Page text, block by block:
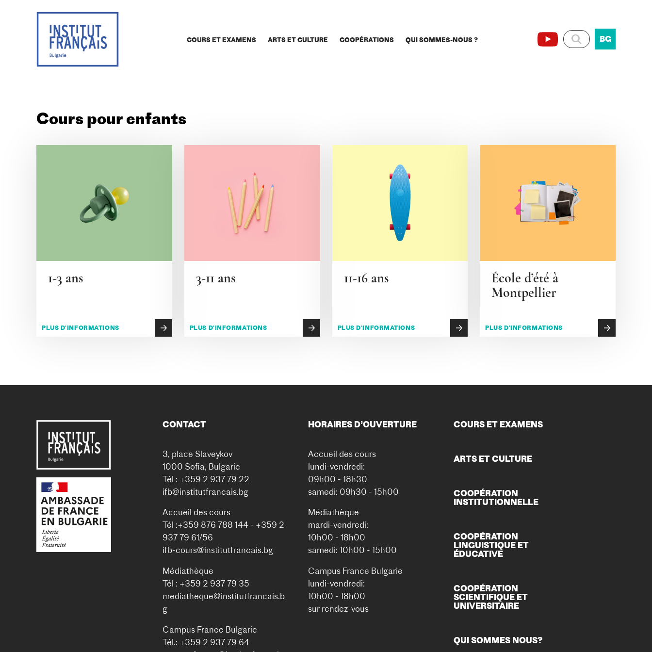
COURS ET EXAMENS ARTS ET CULTURE COOPÉRATIONS QUI SOMMES-NOUS ? BG
Cours pour enfants
1-3 ans
PLUS D'INFORMATIONS
3-11 ans
PLUS D'INFORMATIONS
11-16 ans
PLUS D'INFORMATIONS
École d’été à
Montpellier
PLUS D'INFORMATIONS
CONTACT
3, place Slaveykov
1000 Sofia, Bulgarie
Tél : +359 2 937 79 22
ifb@institutfrancais.bg
Accueil des cours
Tél :+359 876 788 144 - +359 2
937 79 61/56
ifb-cours@institutfrancais.bg
Médiathèque
Tél : +359 2 937 79 35
mediatheque@institutfrancais.b
g
Campus France Bulgarie
Tél.: +359 2 937 79 64
HORAIRES D’OUVERTURE
Accueil des cours
lundi-vendredi:
09h00 - 18h30
samedi: 09h30 - 15h00
Médiathèque
mardi-vendredi:
10h00 - 18h00
samedi: 10h00 - 15h00
Campus France Bulgarie
lundi-vendredi:
10h00 - 18h00
sur rendez-vous
COURS ET EXAMENS
ARTS ET CULTURE
COOPÉRATION
INSTITUTIONNELLE
COOPÉRATION
LINGUISTIQUE ET
ÉDUCATIVE
COOPÉRATION
SCIENTIFIQUE ET
UNIVERSITAIRE
QUI SOMMES NOUS?